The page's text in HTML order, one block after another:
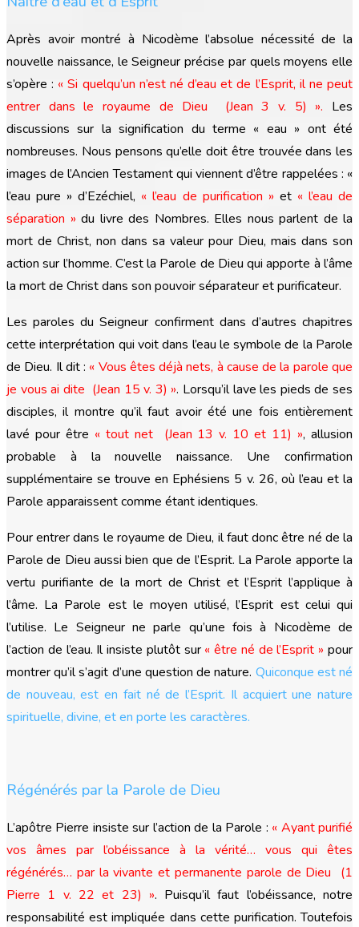
Après avoir montré à Nicodème l’absolue nécessité de la
nouvelle naissance, le Seigneur précise par quels moyens elle
s’opère : « Si quelqu’un n’est né d’eau et de l’Esprit, il ne peut
entrer dans le royaume de Dieu (Jean 3 v. 5) ». Les
discussions sur la signification du terme « eau » ont été
nombreuses. Nous pensons qu’elle doit être trouvée dans les
images de l’Ancien Testament qui viennent d’être rappelées : «
l’eau pure » d’Ezéchiel, « l’eau de purification » et « l’eau de
séparation » du livre des Nombres. Elles nous parlent de la
mort de Christ, non dans sa valeur pour Dieu, mais dans son
action sur l’homme. C’est la Parole de Dieu qui apporte à l’âme
la mort de Christ dans son pouvoir séparateur et purificateur.
Les paroles du Seigneur confirment dans d’autres chapitres
cette interprétation qui voit dans l’eau le symbole de la Parole
de Dieu. Il dit : « Vous êtes déjà nets, à cause de la parole que
je vous ai dite (Jean 15 v. 3) ». Lorsqu’il lave les pieds de ses
disciples, il montre qu’il faut avoir été une fois entièrement
lavé pour être « tout net (Jean 13 v. 10 et 11) », allusion
probable à la nouvelle naissance. Une confirmation
supplémentaire se trouve en Ephésiens 5 v. 26, où l’eau et la
Parole apparaissent comme étant identiques.
Pour entrer dans le royaume de Dieu, il faut donc être né de la
Parole de Dieu aussi bien que de l’Esprit. La Parole apporte la
vertu purifiante de la mort de Christ et l’Esprit l’applique à
l’âme. La Parole est le moyen utilisé, l’Esprit est celui qui
l’utilise. Le Seigneur ne parle qu’une fois à Nicodème de
l’action de l’eau. Il insiste plutôt sur « être né de l’Esprit » pour
montrer qu’il s’agit d’une question de nature. Quiconque est né
de nouveau, est en fait né de l’Esprit. Il acquiert une nature
spirituelle, divine, et en porte les caractères.
Régénérés par la Parole de Dieu
L’apôtre Pierre insiste sur l’action de la Parole : « Ayant purifié
vos âmes par l’obéissance à la vérité… vous qui êtes
régénérés… par la vivante et permanente parole de Dieu (1
Pierre 1 v. 22 et 23) ». Puisqu’il faut l’obéissance, notre
responsabilité est impliquée dans cette purification. Toutefois